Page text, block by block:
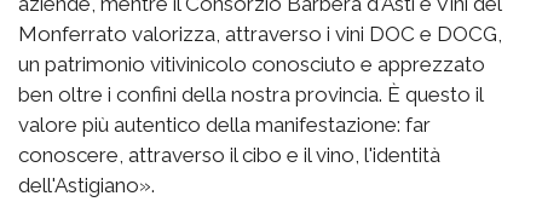
Monferrato valorizza, attraverso i vini DOC e DOCG,
un patrimonio vitivinicolo conosciuto e apprezzato
ben oltre i confini della nostra provincia. È questo il
valore più autentico della manifestazione: far
conoscere, attraverso il cibo e il vino, l'identità
dell'Astigiano».